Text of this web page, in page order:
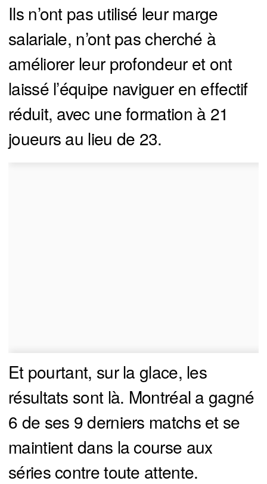
Ils n’ont pas utilisé leur marge
salariale, n’ont pas cherché à
améliorer leur profondeur et ont
laissé l’équipe naviguer en effectif
réduit, avec une formation à 21
joueurs au lieu de 23.
Et pourtant, sur la glace, les
résultats sont là. Montréal a gagné
6 de ses 9 derniers matchs et se
maintient dans la course aux
séries contre toute attente.